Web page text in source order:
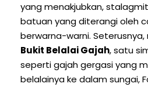
yang menakjubkan,
batuan yang diterangi oleh
berwarna-warni.
Bukit Belalai Gajah, satu
seperti gajah gergasi yang
belalainya ke dalam sungai,